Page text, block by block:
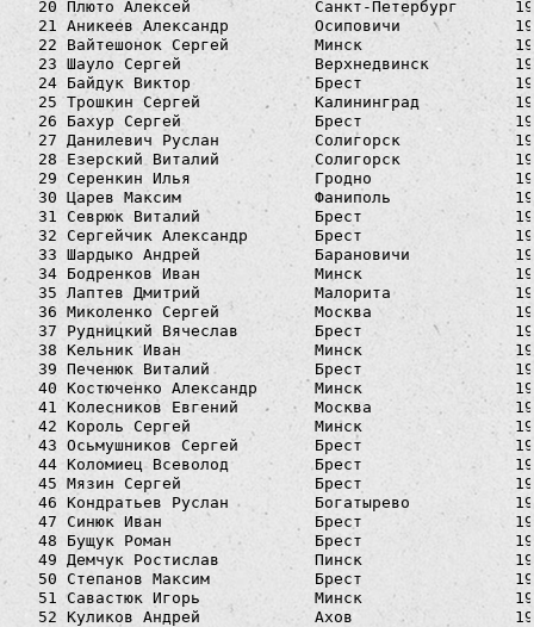
20 Плюто Алексей             Санкт-Петербург
21 Аникеев Александр         Осиповичи
22 Вайтешонок Сергей         Минск
23 Шауло Сергей              Верхнедвинск
24 Байдук Виктор             Брест
25 Трошкин Сергей            Калининград
26 Бахур Сергей              Брест
27 Данилевич Руслан          Солигорск
28 Езерский Виталий          Солигорск
29 Серенкин Илья             Гродно
30 Царев Максим              Фаниполь
31 Севрюк Виталий            Брест
32 Сергейчик Александр       Брест
33 Шардыко Андрей            Барановичи
34 Бодренков Иван            Минск
35 Лаптев Дмитрий            Малорита
36 Миколенко Сергей          Москва
37 Рудницкий Вячеслав        Брест
38 Кельник Иван              Минск
39 Печенюк Виталий           Брест
40 Костюченко Александр      Минск
41 Колесников Евгений        Москва
42 Король Сергей             Минск
43 Осьмушников Сергей        Брест
44 Коломиец Всеволод         Брест
45 Мязин Сергей              Брест
46 Кондратьев Руслан         Богатырево
47 Синюк Иван                Брест
48 Бущук Роман               Брест
49 Демчук Ростислав          Пинск
50 Степанов Максим           Брест
51 Cавастюк Игорь            Минск
52 Куликов Андрей            Ахов